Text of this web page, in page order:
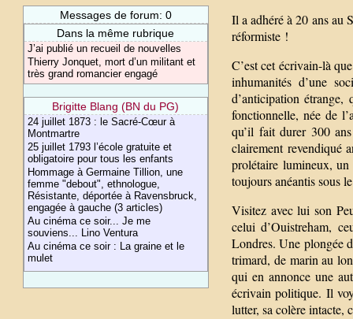
Messages de forum: 0
Dans la même rubrique
J’ai publié un recueil de nouvelles
Thierry Jonquet, mort d’un militant et
très grand romancier engagé
Brigitte Blang (BN du PG)
24 juillet 1873 : le Sacré-Cœur à
Montmartre
25 juillet 1793 l’école gratuite et
obligatoire pour tous les enfants
Hommage à Germaine Tillion, une
femme "debout", ethnologue,
Résistante, déportée à Ravensbruck,
engagée à gauche (3 articles)
Au cinéma ce soir... Je me
souviens... Lino Ventura
Au cinéma ce soir : La graine et le
mulet
Il a adhéré à 20 ans au
réformiste !
C’est cet écrivain-là
inhumanités d’une
d’anticipation
fonctionnelle, née de
qu’il fait durer 300
clairement
prolétaire lumineux,
toujours anéantis sous
Visitez avec lui son
celui d’Ouistreham,
Londres. Une plongée
trimard, de marin au
qui en annonce une
écrivain politique. Il
lutter, sa colère intacte,